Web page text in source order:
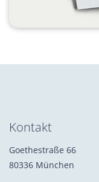
Kontakt
Goethestraße 66
80336 München